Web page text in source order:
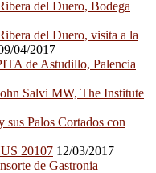
del Duero, Bodega
del Duero, visita a la
04/2017
de Astudillo, Palencia
Salvi MW, The Institute
sus Palos Cortados con
20107 12/03/2017
de Gastronia